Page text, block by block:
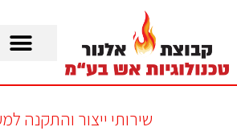
שירותי ייצור והתקנה